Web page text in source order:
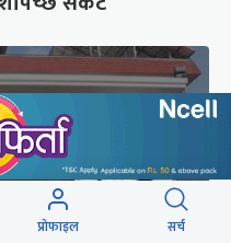
प्रोफाइल सर्च